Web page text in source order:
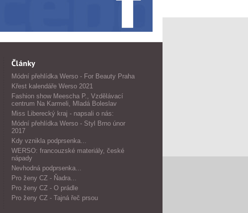
Články
Módní přehlídka Werso - For Beauty Praha
Křest kalendáře Werso 2021
Fashion show Meescha P., Vzdělávací
centrum Na Karmeli, Mladá Boleslav
Miss Liberecký kraj - napsali o nás:
Módní přehlídka Werso - Styl Brno únor
2017
Kdy vznikla podprsenka...
WERSO: francouzské materiály, české
nápady
Nevhodná podprsenka...
Pro ženy CZ - Ňadra...
Pro ženy CZ - O prádle
Pro ženy CZ - Tajná řeč prsou